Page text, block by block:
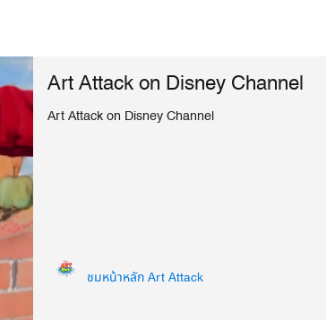
Art Attack on Disney Channel
Art Attack on Disney Channel
ชมหน้าหลัก Art Attack